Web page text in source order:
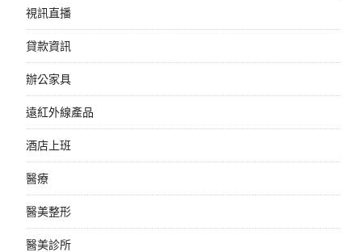
視訊直播
貸款資訊
辦公家具
遠紅外線產品
酒店上班
醫療
醫美整形
醫美診所